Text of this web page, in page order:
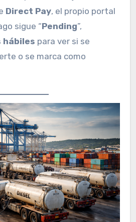
Direct Pay, el propio portal
sigue “Pending”,
hábiles para ver si se
o se marca como